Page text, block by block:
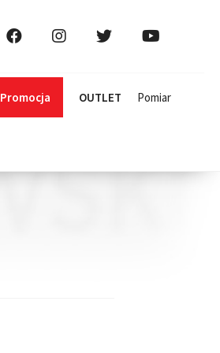
Promocja OUTLET Pomiar